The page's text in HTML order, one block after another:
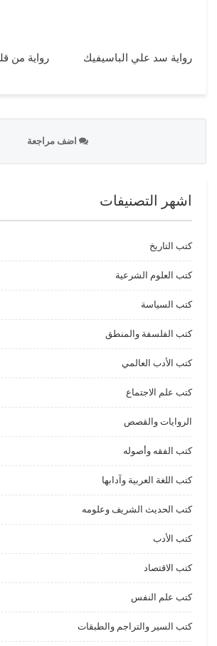
رواية سد علي الباسيفيك رواية من
اضف مراجعة
اشهر التصنيفات
كتب التاريخ
كتب العلوم الشرعية
كتب السياسة
كتب الفلسفة والمنطق
كتب الأدب العالمي
كتب علم الاجتماع
الروايات والقصص
كتب الفقه وأصوله
كتب اللغة العربية وآدابها
كتب الحديث الشريف وعلومه
كتب الأدب
كتب الاقتصاد
كتب علم النفس
كتب السير والتراجم والطبقات